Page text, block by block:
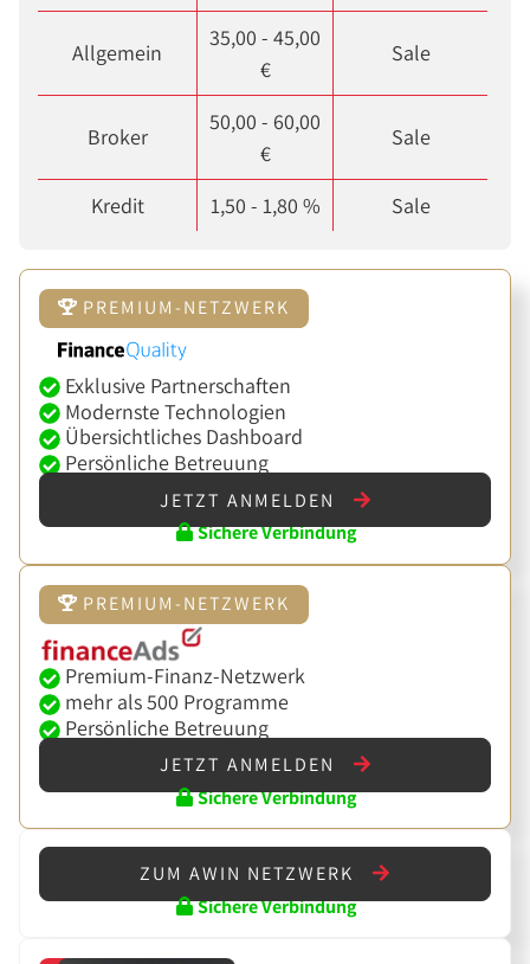
Allgemein
35,00 - 45,00
€
Sale
Broker
50,00 - 60,00
€
Sale
Kredit 1,50 - 1,80 % Sale
PREMIUM-NETZWERK
Exklusive Partnerschaften
Modernste Technologien
Übersichtliches Dashboard
Persönliche Betreuung
JETZT ANMELDEN
Sichere Verbindung
PREMIUM-NETZWERK
Premium-Finanz-Netzwerk
mehr als 500 Programme
Persönliche Betreuung
JETZT ANMELDEN
Sichere Verbindung
ZUM AWIN NETZWERK
Sichere Verbindung